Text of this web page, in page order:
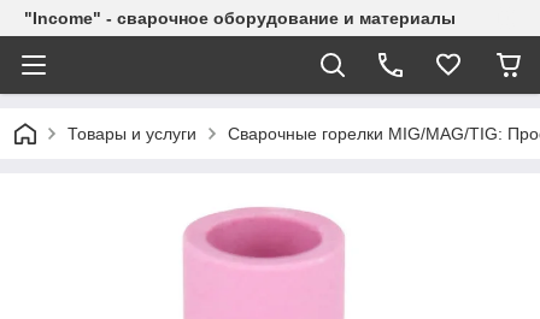
"Income" - сварочное оборудование и материалы
Товары и услуги Сварочные горелки MIG/MAG/TIG: